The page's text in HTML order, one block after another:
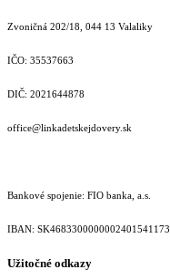
Zvoničná 202/18, 044 13 Valaliky
IČO: 35537663
DIČ: 2021644878
office@linkadetskejdovery.sk
Bankové spojenie: FIO banka, a.s.
IBAN: SK46833000000­02401541173
Užitočné odkazy